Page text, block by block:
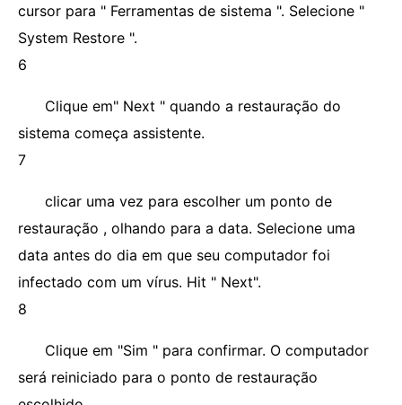
cursor para " Ferramentas de sistema ". Selecione "
System Restore ".
6
Clique em" Next " quando a restauração do
sistema começa assistente.
7
clicar uma vez para escolher um ponto de
restauração , olhando para a data. Selecione uma
data antes do dia em que seu computador foi
infectado com um vírus. Hit " Next".
8
Clique em "Sim " para confirmar. O computador
será reiniciado para o ponto de restauração